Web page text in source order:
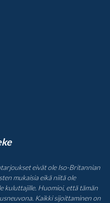
eivät ole Iso-Britannian
mukaisia eikä niitä ole
kuluttajille. Huomioi, että tämän
Kaikki sijoittaminen on